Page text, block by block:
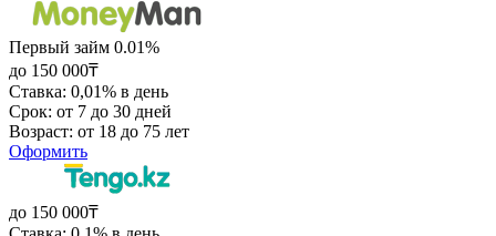
Первый займ 0.01%
до 150 000₸
Ставка: 0,01% в день
Срок: от 7 до 30 дней
Возраст: от 18 до 75 лет
Оформить
до 150 000₸